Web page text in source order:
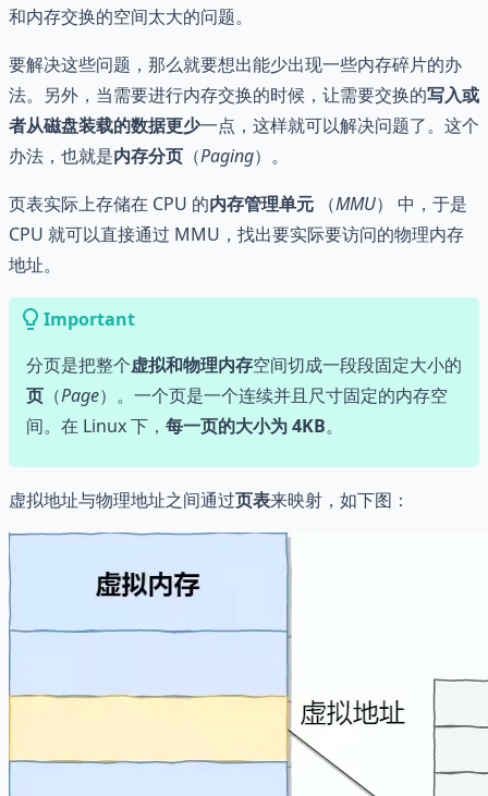
和内存交换的空间太大的问题。
要解决这些问题，那么就要想出能少出现一些内存碎片的办
法。另外，当需要进行内存交换的时候，让需要交换的写入或
者从磁盘装载的数据更少一点，这样就可以解决问题了。这个
办法，也就是内存分页 （Paging）。
页表实际上存储在 CPU 的内存管理单元 （MMU） 中，于是
CPU 就可以直接通过 MMU，找出要实际要访问的物理内存
地址。
Important
分页是把整个虚拟和物理内存空间切成一段段固定大小的
页 （Page）。一个页是一个连续并且尺寸固定的内存空
间。在 Linux 下， 每一页的大小为 4KB。
虚拟地址与物理地址之间通过页表来映射，如下图：